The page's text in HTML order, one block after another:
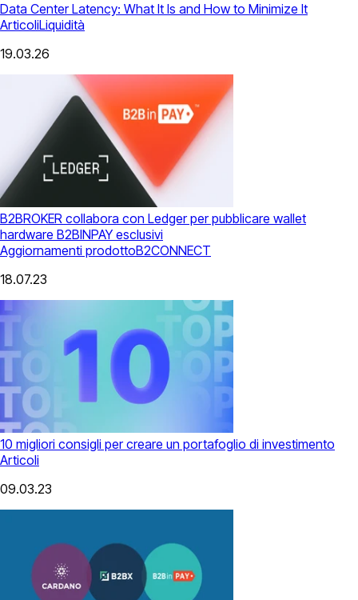
Data Center Latency: What It Is and How to Minimize It
ArticoliLiquidità
19.03.26
B2BROKER collabora con Ledger per pubblicare wallet
hardware B2BINPAY esclusivi
Aggiornamenti prodottoB2CONNECT
18.07.23
10 migliori consigli per creare un portafoglio di investimento
Articoli
09.03.23